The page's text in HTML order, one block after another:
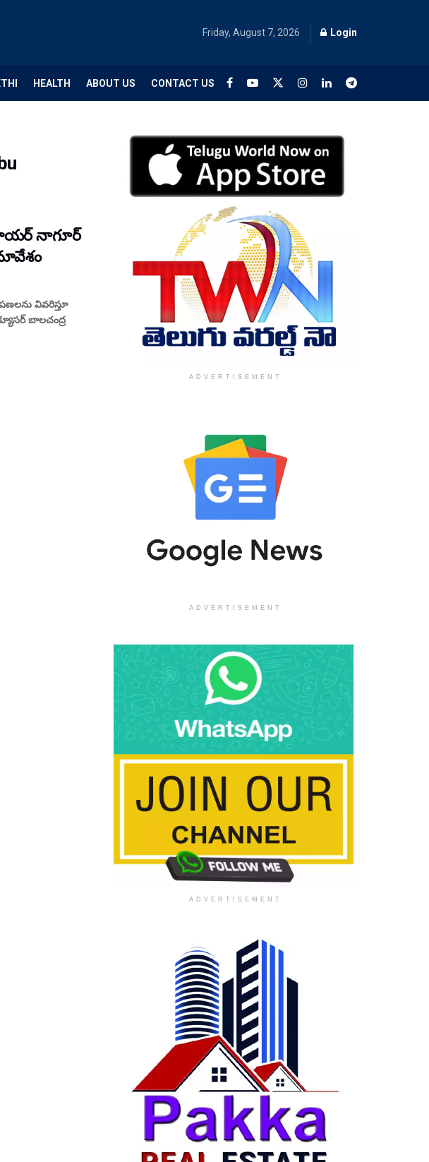
Friday, August 7, 2026 Login
HEALTH ABOUT US CONTACT US
నాగూర్
వివరిస్తూ
బాలచంద్ర
ADVERTISEMENT
ADVERTISEMENT
ADVERTISEMENT